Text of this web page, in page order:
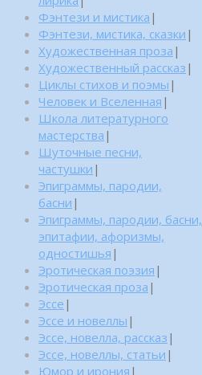
Фэнтези и мистика |
Фэнтези, мистика, сказки |
Художественная проза |
Художественный рассказ |
Циклы стихов и поэмы |
Человек и Вселенная |
Школа литературного
мастерства |
Шуточные песни,
частушки |
Эпиграммы, пародии,
басни |
Эпиграммы, пародии, басни,
эпитафии, афоризмы,
одностишья |
Эротическая поэзия |
Эротическая проза |
Эссе |
Эссе и новеллы |
Эссе, новелла, рассказ |
Эссе, новеллы, статьи |
Юмор и ирония |